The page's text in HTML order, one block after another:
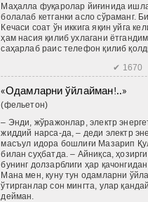
Маҳалла фуқаролар йиғинида
болалаб кетганки асло сўраманг.
Кечаси соат ўн иккига яқин уйга
ҳам насия қилиб ухлагани
саҳарлаб раис телефон қилиб
✔ 1670
«Одамларни ўйлайман!..»
(фельетон)
– Энди, жўражонлар, электр
жиддий нарса-да, – деди электр
масъул идора бошлиғи Мазарип
билан суҳбатда. – Айниқса,
бунинг долзарблиги ҳар
Мана мен, куну тун одамларни
ўтирганлар сон мингта, улар
дейман.